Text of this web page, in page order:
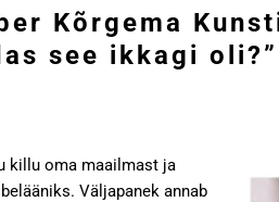
Kõrgema
see ikkagi oli?”
killu oma maailmast ja
Väljapanek annab